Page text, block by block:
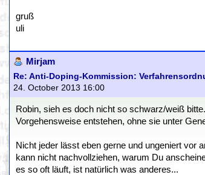
gruß
uli
Mirjam
Re: Anti-Doping-Kommission:
24. October 2013 16:00
Robin, sieh es doch nicht so schwarz/weiß
Vorgehensweise entstehen, ohne sie unter
Nicht jeder lässt eben gerne und ungeniert vor
kann nicht nachvollziehen, warum Du
es so oft läuft, ist natürlich was anderes...